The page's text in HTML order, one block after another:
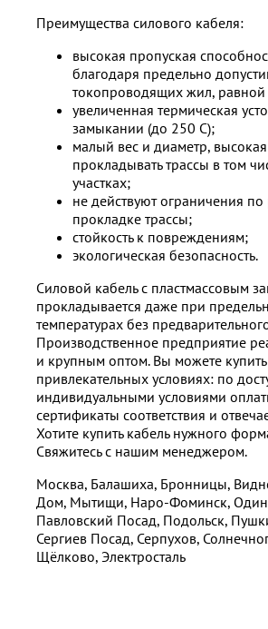
Преимущества силового кабеля:
высокая пропуская
благодаря предельно
токопроводящих жил,
увеличенная термическая
замыкании (до 250 С);
малый вес и диаметр, высокая
прокладывать трассы в том
участках;
не действуют ограничения
прокладке трассы;
стойкость к повреждениям;
экологическая безопасность.
Силовой кабель с пластмассовым
прокладывается даже при
температурах без
Производственное предприятие
и крупным оптом. Вы можете
привлекательных условиях: по
индивидуальными условиями
сертификаты соответствия и
Хотите купить кабель нужного
Свяжитесь с нашим менеджером.
Москва, Балашиха, Бронницы,
Дом, Мытищи, Наро-Фоминск,
Павловский Посад, Подольск,
Сергиев Посад, Серпухов,
Щёлково, Электросталь